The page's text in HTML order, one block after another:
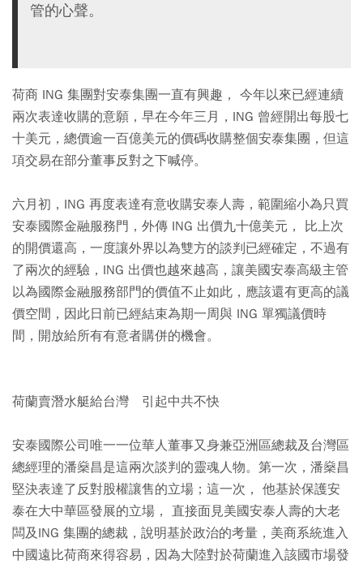
管的心聲。
荷商 ING 集團對安泰集團一直有興趣， 今年以來已經連續
兩次表達收購的意願，早在今年三月，ING 曾經開出每股七
十美元，總價逾一百億美元的價碼收購整個安泰集團，但這
項交易在部分董事反對之下喊停。
六月初，ING 再度表達有意收購安泰人壽，範圍縮小為只買
安泰國際金融服務門，外傳 ING 出價九十億美元， 比上次
的開價還高，一度讓外界以為雙方的談判已經確定，不過有
了兩次的經驗，ING 出價也越來越高，讓美國安泰高級主管
以為國際金融服務部門的價值不止如此，應該還有更高的議
價空間，因此日前已經結束為期一周與 ING 單獨議價時
間，開放給所有有意者購併的機會。
荷蘭賣潛水艇給台灣 引起中共不快
安泰國際公司唯一一位華人董事又身兼亞洲區總裁及台灣區
總經理的潘燊昌是這兩次談判的靈魂人物。第一次，潘燊昌
堅決表達了反對股權讓售的立場；這一次， 他基於保護安
泰在大中華區發展的立場， 直接面見美國安泰人壽的大老
闆及ING 集團的總裁，說明基於政治的考量，美商系統進入
中國遠比荷商來得容易，因為大陸對於荷蘭進入該國市場發